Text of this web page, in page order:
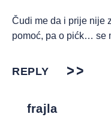
Čudi me da i prije nije
pomoć, pa o pićk… se
REPLY
frajla